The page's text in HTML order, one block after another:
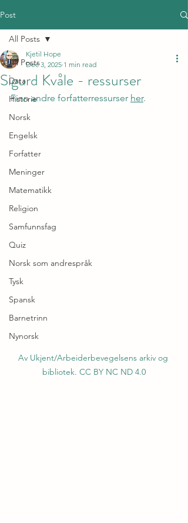
Post
All Posts
Data
Historie
Norsk
Engelsk
Forfatter
Meninger
Matematikk
Religion
Samfunnsfag
Quiz
Norsk som andrespråk
Tysk
Spansk
Barnetrinn
Nynorsk
All Posts
Sigurd Kvåle - ressurser
Kjetil Hope
Dec 3, 2025 1 min read
Finn andre forfatterressurser her.
Av Ukjent/Arbeiderbevegelsens arkiv og
bibliotek. CC BY NC ND 4.0